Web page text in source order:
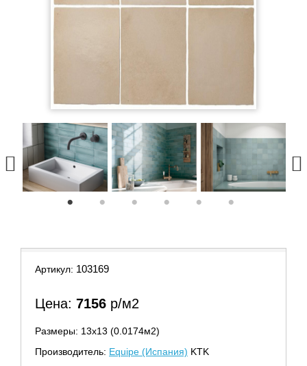
Артикул: 103169
Цена: 7156 р/м2
Размеры: 13х13 (0.0174м2)
Производитель: Equipe (Испания) KTK